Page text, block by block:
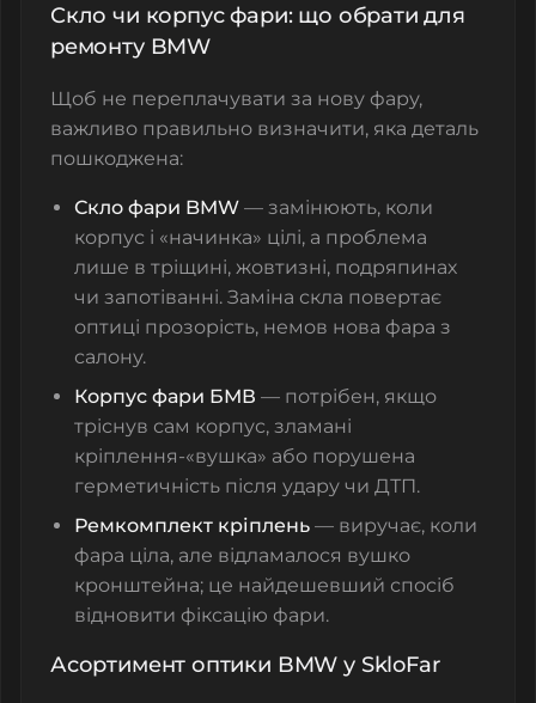
Скло чи корпус фари: що обрати для
ремонту BMW
Щоб не переплачувати за нову фару,
важливо правильно визначити, яка деталь
пошкоджена:
Скло фари BMW — замінюють, коли
корпус і «начинка» цілі, а проблема
лише в тріщині, жовтизні, подряпинах
чи запотіванні. Заміна скла повертає
оптиці прозорість, немов нова фара з
салону.
Корпус фари БМВ — потрібен, якщо
тріснув сам корпус, зламані
кріплення-«вушка» або порушена
герметичність після удару чи ДТП.
Ремкомплект кріплень — виручає, коли
фара ціла, але відламалося вушко
кронштейна; це найдешевший спосіб
відновити фіксацію фари.
Асортимент оптики BMW у SkloFar